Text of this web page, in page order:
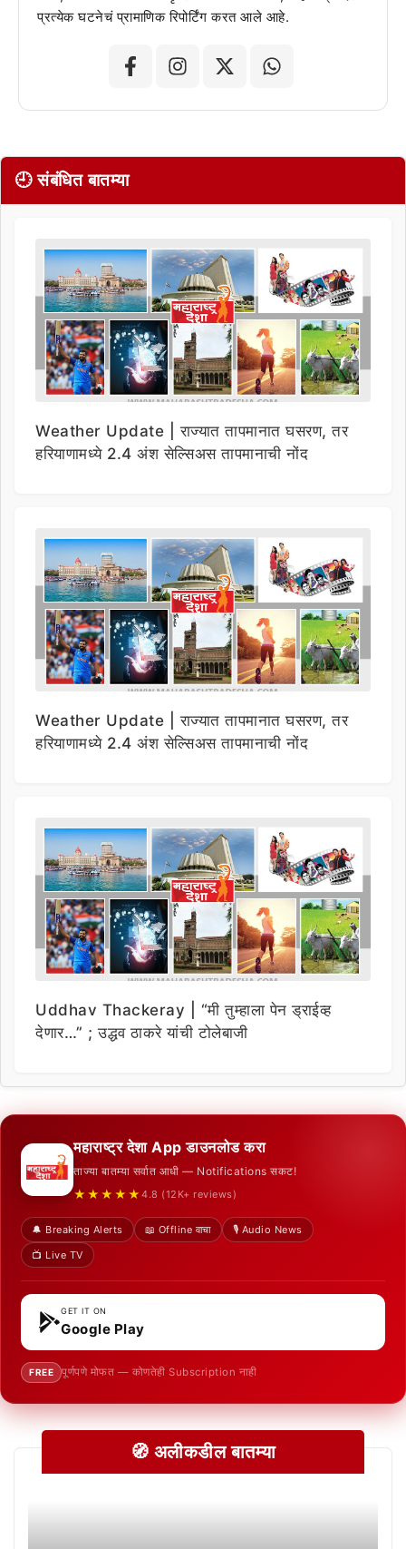
प्रत्येक घटनेचं प्रामाणिक रिपोर्टिंग करत आले आहे.
🕘 संबंधित बातम्या
Weather Update | राज्यात तापमानात घसरण, तर
हरियाणामध्ये 2.4 अंश सेल्सिअस तापमानाची नोंद
Weather Update | राज्यात तापमानात घसरण, तर
हरियाणामध्ये 2.4 अंश सेल्सिअस तापमानाची नोंद
Uddhav Thackeray | “मी तुम्हाला पेन ड्राईव्ह
देणार…” ; उद्धव ठाकरे यांची टोलेबाजी
महाराष्ट्र देशा App डाउनलोड करा
ताज्या बातम्या सर्वात आधी — Notifications सकट!
★★★★★ 4.8 (12K+ reviews)
🔔 Breaking Alerts 📖 Offline वाचा
🎙️ Audio News
📺 Live TV
GET IT ON
Google Play
FREE पूर्णपणे मोफत — कोणतेही Subscription नाही
🧭 अलीकडील बातम्या